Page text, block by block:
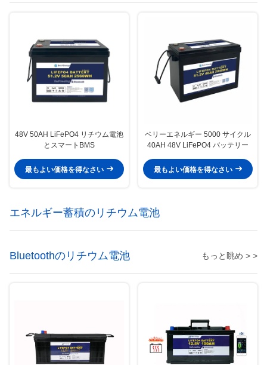
48V 50AH LiFePO4 リチウム電池
とスマートBMS
最もよい価格を得なさい
ベリーエネルギー 5000 サイクル
40AH 48V LiFePO4 バッテリー
最もよい価格を得なさい
エネルギー蓄積のリチウム電池
Bluetoothのリチウム電池 もっと眺め > >